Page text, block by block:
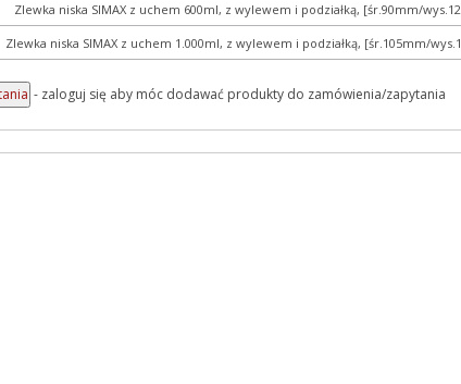
Zlewka niska SIMAX z uchem 600ml, z wylewem i podziałką, [śr.90mm/
Zlewka niska SIMAX z uchem 1.000ml, z wylewem i podziałką, [śr.105mm/
- zaloguj się aby móc dodawać produkty do zamówienia/zapytania